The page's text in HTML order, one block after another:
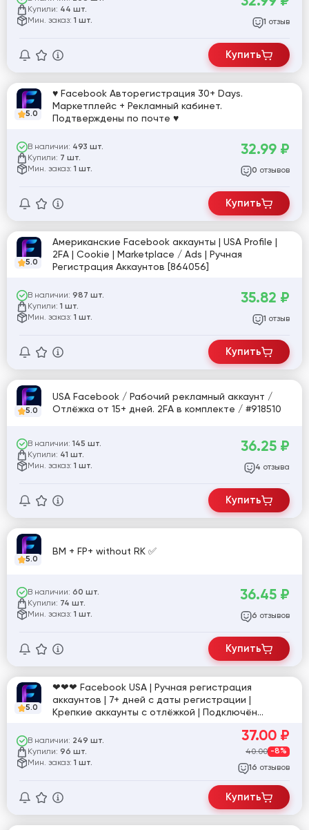
Купили: 44 шт.
Мин. заказ: 1 шт. 1 отзыв
Купить
5.0
♥ Facebook Авторегистрация 30+ Days.
Маркетплейс + Рекламный кабинет.
Подтверждены по почте ♥
В наличии: 493 шт.
Купили: 7 шт.
Мин. заказ: 1 шт.
32.99 ₽
0 отзывов
Купить
5.0
Американские Facebook аккаунты | USA Profile |
2FA | Cookie | Marketplace / Ads | Ручная
Регистрация Аккаунтов [864056]
В наличии: 987 шт.
Купили: 1 шт.
Мин. заказ: 1 шт.
35.82 ₽
1 отзыв
Купить
5.0
USA Facebook / Рабочий рекламный аккаунт /
Отлёжка от 15+ дней. 2FA в комплекте / #918510
В наличии: 145 шт.
Купили: 41 шт.
Мин. заказ: 1 шт.
36.25 ₽
4 отзыва
Купить
5.0
BM + FP+ without RK ✅
В наличии: 60 шт.
Купили: 74 шт.
Мин. заказ: 1 шт.
36.45 ₽
6 отзывов
Купить
5.0
❤❤❤ Facebook USA | Ручная регистрация
аккаунтов | 7+ дней с даты регистрации |
Крепкие аккаунты с отлёжкой | Подключён
Cookie ❤❤❤
В наличии: 249 шт.
Купили: 96 шт.
Мин. заказ: 1 шт.
37.00 ₽
40.00 -8%
16 отзывов
Купить